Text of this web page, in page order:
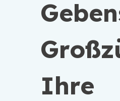
Ihre